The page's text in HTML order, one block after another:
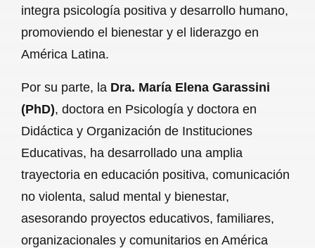
integra psicología positiva y desarrollo humano,
promoviendo el bienestar y el liderazgo en
América Latina.
Por su parte, la Dra. María Elena Garassini
(PhD), doctora en Psicología y doctora en
Didáctica y Organización de Instituciones
Educativas, ha desarrollado una amplia
trayectoria en educación positiva, comunicación
no violenta, salud mental y bienestar,
asesorando proyectos educativos, familiares,
organizacionales y comunitarios en América